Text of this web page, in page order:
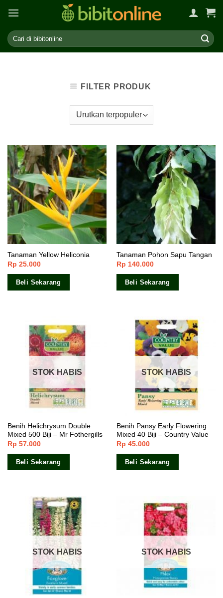
content
FILTER PRODUK
Tanaman Yellow Heliconia
Rp 25.000
Beli Sekarang
Tanaman Pohon Sapu Tangan
Rp 140.000
Beli Sekarang
STOK HABIS
Benih Helichrysum Double
Mixed 500 Biji – Mr Fothergills
Rp 57.000
Beli Sekarang
STOK HABIS
Benih Pansy Early Flowering
Mixed 40 Biji – Country Value
Rp 45.000
Beli Sekarang
STOK HABIS STOK HABIS